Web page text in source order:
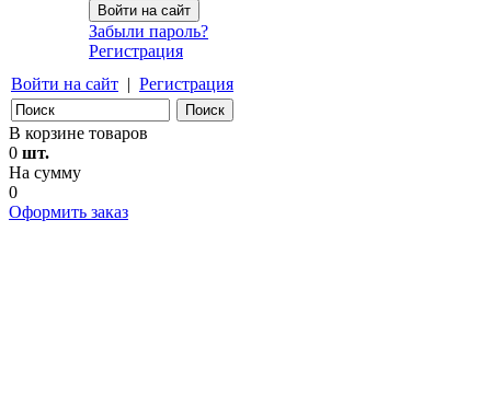
Забыли пароль?
Регистрация
Войти на сайт | Регистрация
В корзине товаров
0 шт.
На сумму
0
Оформить заказ